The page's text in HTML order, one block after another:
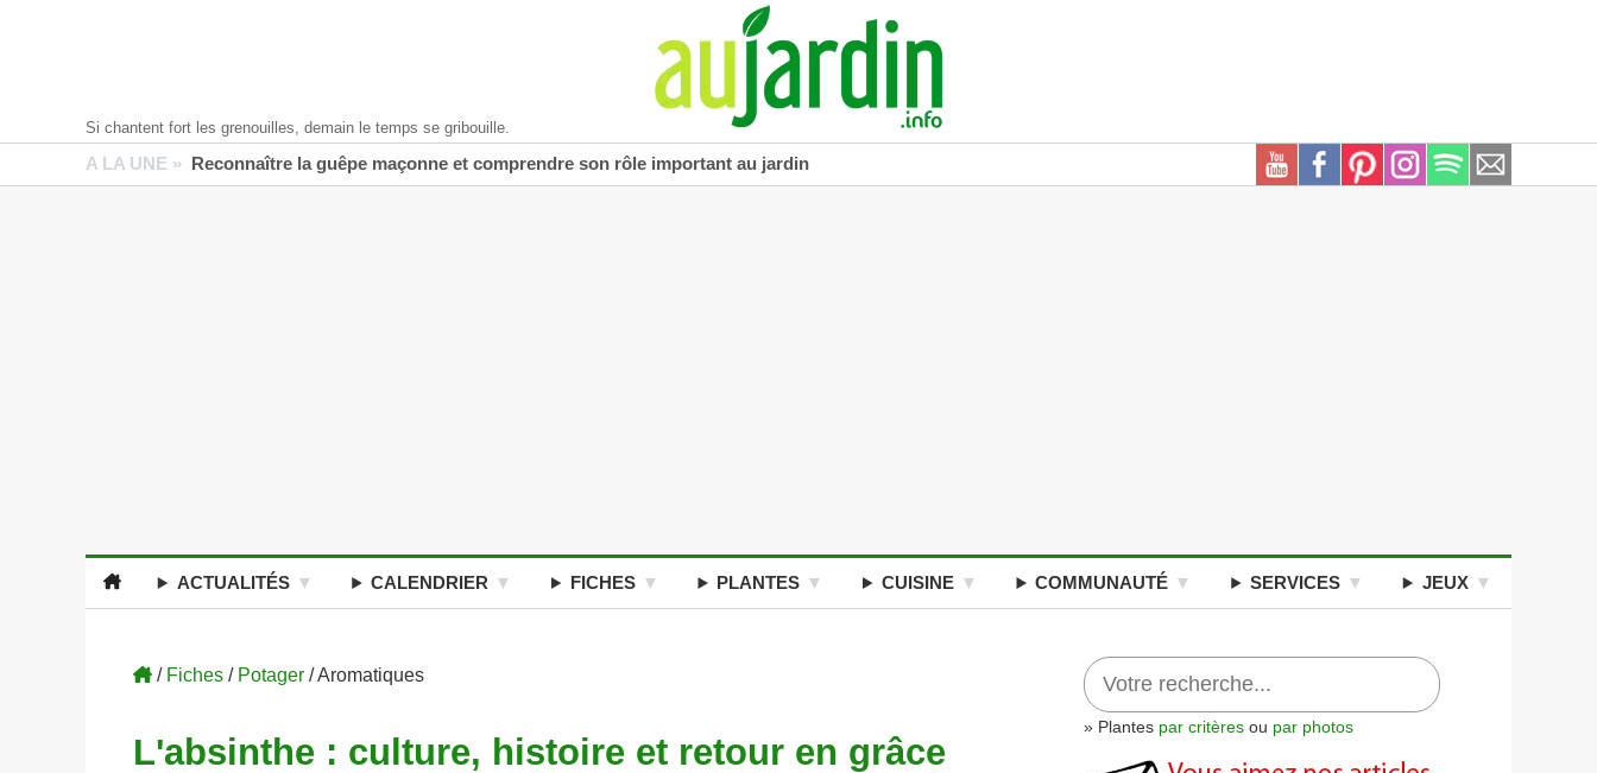
Si chantent fort les grenouilles, demain le temps se gribouille.
A LA UNE » Reconnaître la guêpe maçonne et comprendre son rôle important au jardin
ACTUALITÉS CALENDRIER FICHES PLANTES CUISINE COMMUNAUTÉ SERVICES JEUX
/ Fiches / Potager / Aromatiques
L'absinthe : culture, histoire et retour en grâce
» Plantes par critères ou par photos